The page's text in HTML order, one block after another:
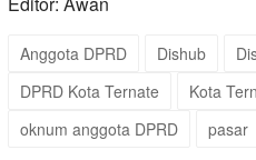
Anggota DPRD Dishub
DPRD Kota Ternate
Kota
oknum anggota DPRD
pasar